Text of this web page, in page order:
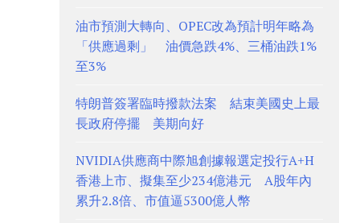
油市預測大轉向、OPEC改為預計明年略為
「供應過剩」 油價急跌4%、三桶油跌1%
至3%
特朗普簽署臨時撥款法案 結束美國史上最
長政府停擺 美期向好
NVIDIA供應商中際旭創據報選定投行A+H
香港上市、擬集至少234億港元 A股年內
累升2.8倍、市值逼5300億人幣